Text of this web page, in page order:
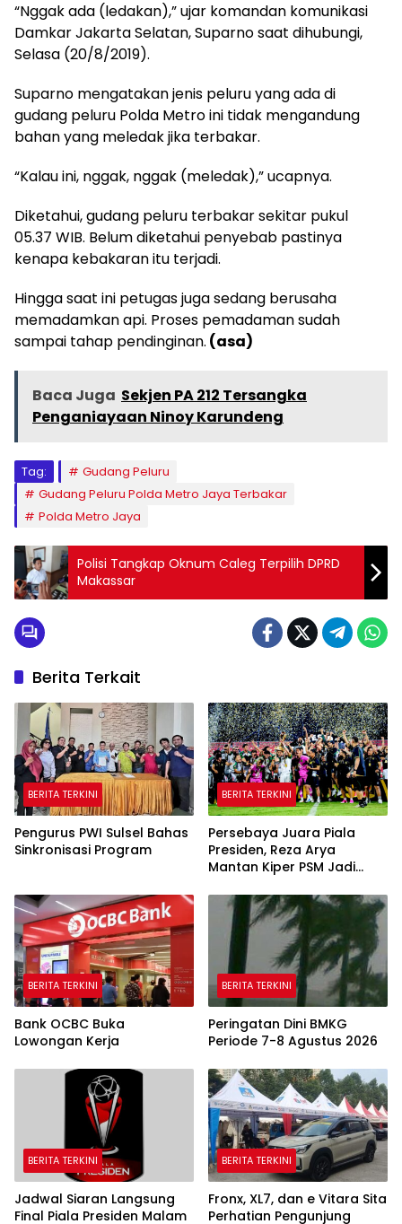
“Nggak ada (ledakan),” ujar komandan komunikasi
Damkar Jakarta Selatan, Suparno saat dihubungi,
Selasa (20/8/2019).
Suparno mengatakan jenis peluru yang ada di
gudang peluru Polda Metro ini tidak mengandung
bahan yang meledak jika terbakar.
“Kalau ini, nggak, nggak (meledak),” ucapnya.
Diketahui, gudang peluru terbakar sekitar pukul
05.37 WIB. Belum diketahui penyebab pastinya
kenapa kebakaran itu terjadi.
Hingga saat ini petugas juga sedang berusaha
memadamkan api. Proses pemadaman sudah
sampai tahap pendinginan. (asa)
Baca Juga Sekjen PA 212 Tersangka
Penganiayaan Ninoy Karundeng
Tag:
Gudang Peluru
Gudang Peluru Polda Metro Jaya Terbakar
Polda Metro Jaya
Polisi Tangkap Oknum Caleg Terpilih DPRD
Makassar
Berita Terkait
BERITA TERKINI
Pengurus PWI Sulsel Bahas
Sinkronisasi Program
BERITA TERKINI
Persebaya Juara Piala
Presiden, Reza Arya
Mantan Kiper PSM Jadi
BERITA TERKINI
Bank OCBC Buka
Lowongan Kerja
BERITA TERKINI
Peringatan Dini BMKG
Periode 7-8 Agustus 2026
BERITA TERKINI
Jadwal Siaran Langsung
Final Piala Presiden Malam
BERITA TERKINI
Fronx, XL7, dan e Vitara Sita
Perhatian Pengunjung